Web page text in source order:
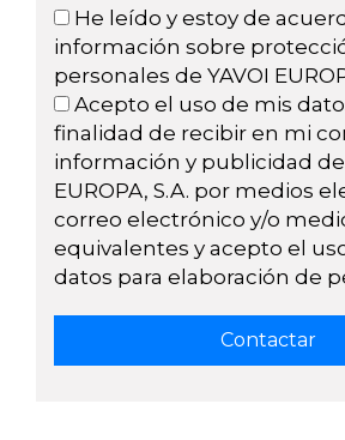
He leído y estoy de
información sobre
personales de YAVOI
Acepto el uso de mis
finalidad de recibir en mi
información y publicidad de
EUROPA, S.A. por medios
correo electrónico y/o
equivalentes y acepto el
datos para elaboración de